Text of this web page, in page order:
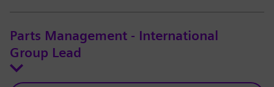
Parts Management - International
Group Lead